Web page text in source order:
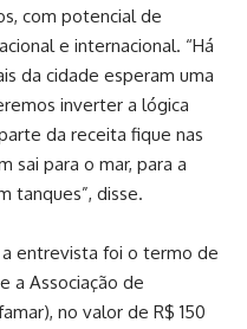
com potencial de
e internacional. “Há
da cidade esperam uma
inverter a lógica
da receita fique nas
sai para o mar, para a
tanques”, disse.
entrevista foi o termo de
a Associação de
no valor de R$ 150